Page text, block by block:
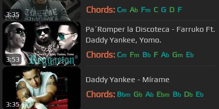
3:35 Chords: Cm Ab Fm C G D F
3:53
Pa´Romper la Discoteca - Farruko Ft.
Daddy Yankee, Yomo.
Chords: Cm Fm Bb F Ab Gm Eb
3:35
Daddy Yankee - Mírame
Chords: Bbm Gb Ab Ebm Bb Db Eb